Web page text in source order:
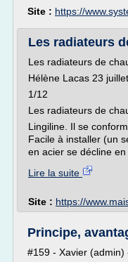
Site : https://
Les radiateurs
Les radiateurs de
Hélène Lacas 23
1/12
Les radiateurs de
Lingiline. Il se
Facile à installer (un
en acier se décline
Lire la suite
Site : https://
Principe,
#159 - Xavier (admin)